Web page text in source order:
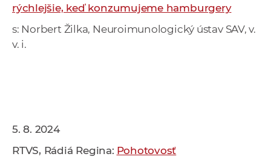
rýchlejšie, keď konzumujeme hamburgery
s: Norbert Žilka, Neuroimunologický ústav SAV, v.
v. i.
5. 8. 2024
RTVS, Rádiá Regina: Pohotovosť